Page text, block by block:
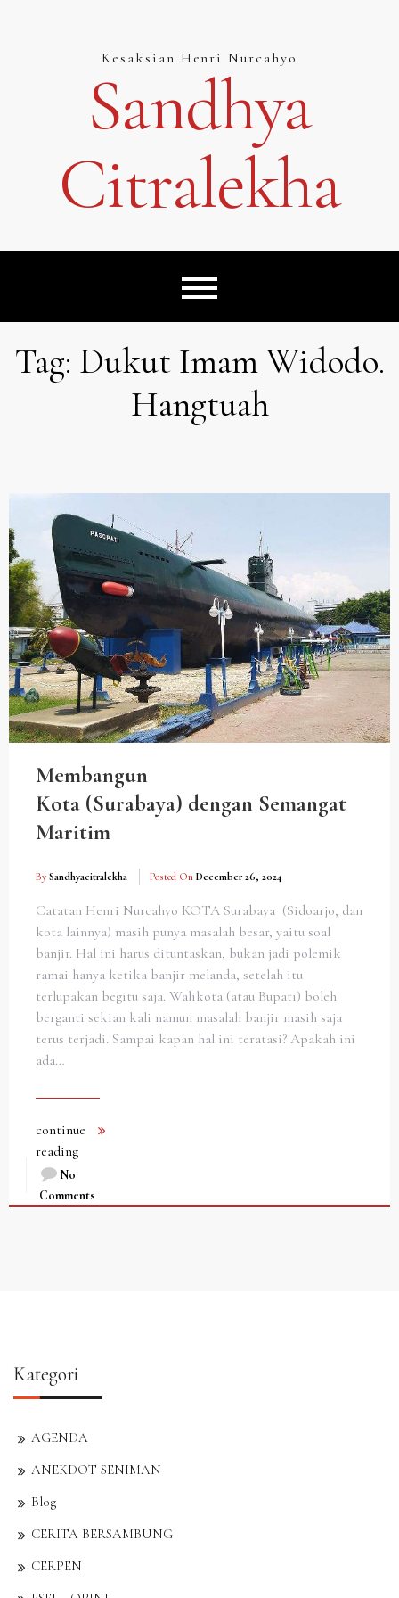
Kesaksian Henri Nurcahyo
Sandhya
Citralekha
Tag: Dukut Imam Widodo.
Hangtuah
Membangun
Kota (Surabaya) dengan Semangat
Maritim
By Sandhyacitralekha Posted On December 26, 2024
Catatan Henri Nurcahyo KOTA Surabaya (Sidoarjo, dan
kota lainnya) masih punya masalah besar, yaitu soal
banjir. Hal ini harus dituntaskan, bukan jadi polemik
ramai hanya ketika banjir melanda, setelah itu
terlupakan begitu saja. Walikota (atau Bupati) boleh
berganti sekian kali namun masalah banjir masih saja
terus terjadi. Sampai kapan hal ini teratasi? Apakah ini
ada…
continue
reading
No
Comments
Kategori
AGENDA
ANEKDOT SENIMAN
Blog
CERITA BERSAMBUNG
CERPEN